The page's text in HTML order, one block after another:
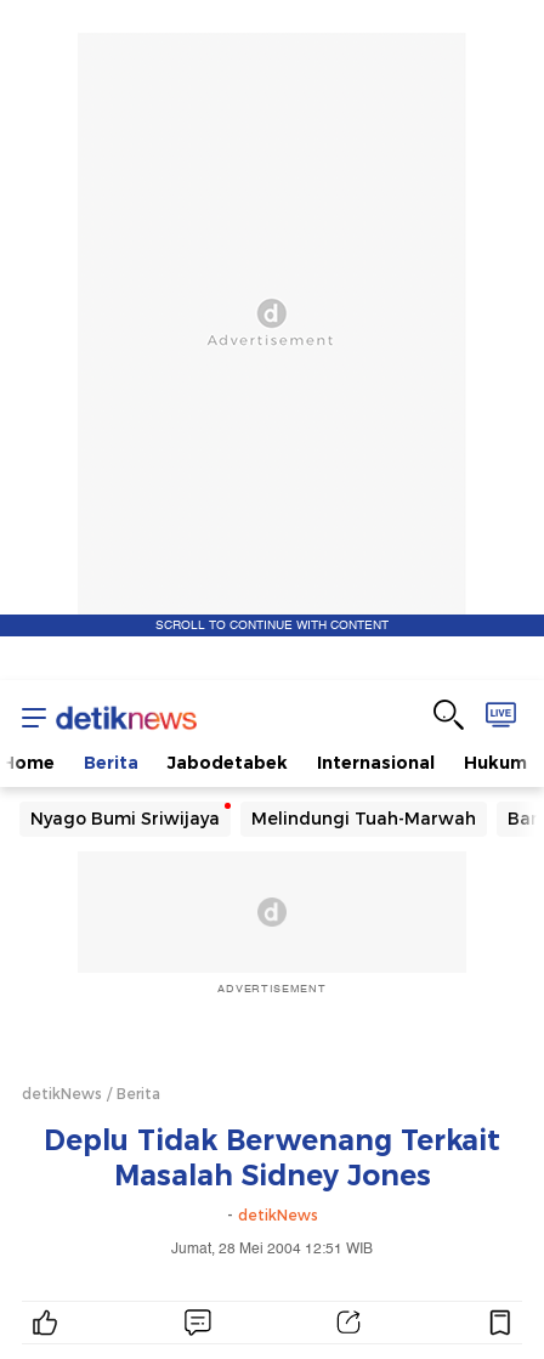
SCROLL TO CONTINUE WITH CONTENT
Home Berita Jabodetabek Internasional Hukum
Nyago Bumi Sriwijaya Melindungi Tuah-Marwah
ADVERTISEMENT
detikNews Berita
Deplu Tidak Berwenang Terkait
Masalah Sidney Jones
- detikNews
Jumat, 28 Mei 2004 12:51 WIB